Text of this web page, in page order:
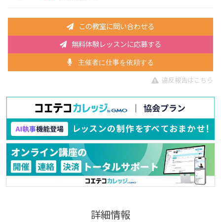
この教室に問い合わせる
無料体験レッスンに応募する
主催者に仕事を依頼する
違反報告はこちら
詳細情報